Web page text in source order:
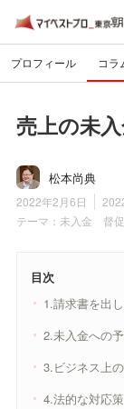
プロフィール コラ
売上の未
松本尚典
2022年2月6日
テーマ： 未入金 督促
目次
1.請求書を出
2.未入金への
3.ビジネス上
4.法的な対応策